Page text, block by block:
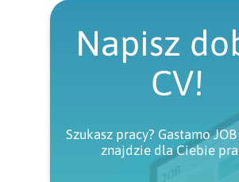
Napisz
CV!
Szukasz pracy? Gastamo JOB
znajdzie dla Ciebie